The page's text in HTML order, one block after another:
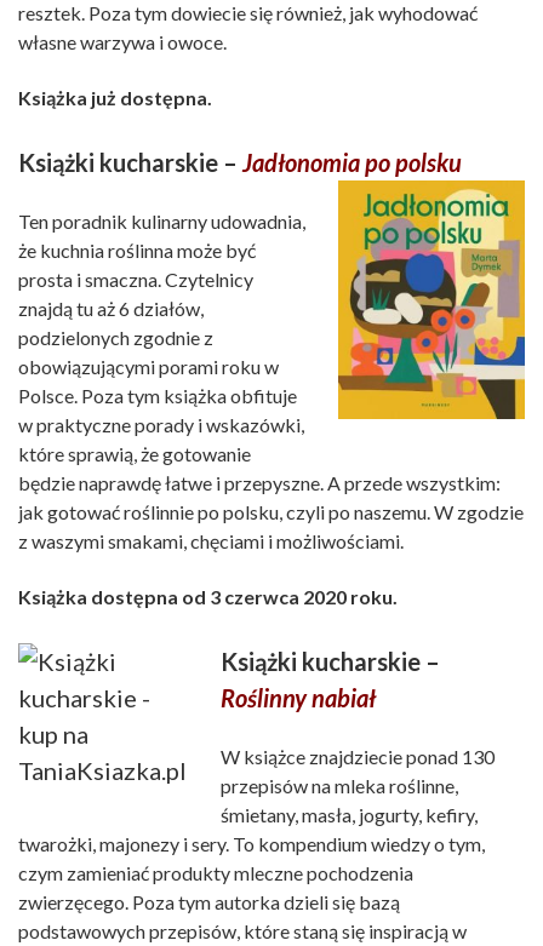
resztek. Poza tym dowiecie się również, jak wyhodować
własne warzywa i owoce.
Książka już dostępna.
Książki kucharskie – Jadłonomia po polsku
Ten poradnik kulinarny udowadnia,
że kuchnia roślinna może być
prosta i smaczna. Czytelnicy
znajdą tu aż 6 działów,
podzielonych zgodnie z
obowiązującymi porami roku w
Polsce. Poza tym książka obfituje
w praktyczne porady i wskazówki,
które sprawią, że gotowanie
będzie naprawdę łatwe i przepyszne. A przede wszystkim:
jak gotować roślinnie po polsku, czyli po naszemu. W zgodzie
z waszymi smakami, chęciami i możliwościami.
Książka dostępna od 3 czerwca 2020 roku.
Książki kucharskie –
Roślinny nabiał
W książce znajdziecie ponad 130
przepisów na mleka roślinne,
śmietany, masła, jogurty, kefiry,
twarożki, majonezy i sery. To kompendium wiedzy o tym,
czym zamieniać produkty mleczne pochodzenia
zwierzęcego. Poza tym autorka dzieli się bazą
podstawowych przepisów, które staną się inspiracją w